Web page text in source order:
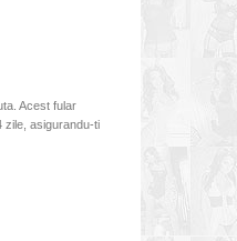
Acest fular
zile, asigurandu-ti